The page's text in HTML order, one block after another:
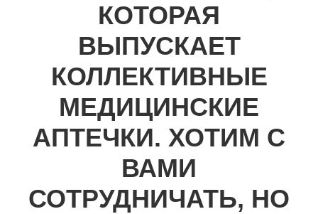
КОТОРАЯ
ВЫПУСКАЕТ
КОЛЛЕКТИВНЫЕ
МЕДИЦИНСКИЕ
АПТЕЧКИ. ХОТИМ С
ВАМИ
СОТРУДНИЧАТЬ, НО